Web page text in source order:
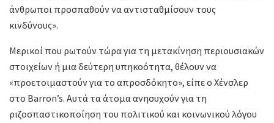
άνθρωποι προσπαθούν να αντισταθμίσουν τους
κινδύνους».
Μερικοί που ρωτούν τώρα για τη μετακίνηση περιουσιακών
στοιχείων ή μια δεύτερη υπηκοότητα, θέλουν να
«προετοιμαστούν για το απροσδόκητο», είπε ο Χένσλερ
στο Barron’s. Αυτά τα άτομα ανησυχούν για τη
ριζοσπαστικοποίηση του πολιτικού και κοινωνικού λόγου